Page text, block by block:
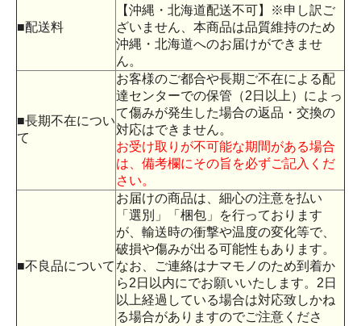
■配送料
【沖縄・北海道配送不可】※申し訳ご
ざいません、本商品は品質維持のため
沖縄・北海道へのお届けができませ
ん。
■長期不在につい
て
お客様のご都合や長期ご不在による配
達センターでの保管（2日以上）によっ
て傷みが発生した場合の返品・交換の
対応はできません。
お受け取りが不可能な期間がある場合
は、備考欄にその旨を必ずご記入くだ
さい。
■不良品について
お届けの商品は、細心の注意を払い
「選別」「梱包」を行っております
が、輸送時の衝撃や温度の変化等で、
破損や傷みが出る可能性もあります。
なお、ご連絡はナマモノのため到着か
ら2日以内にでお願いいたします。2日
以上経過している場合は対応致しかね
る場合がありますのでご注意くださ